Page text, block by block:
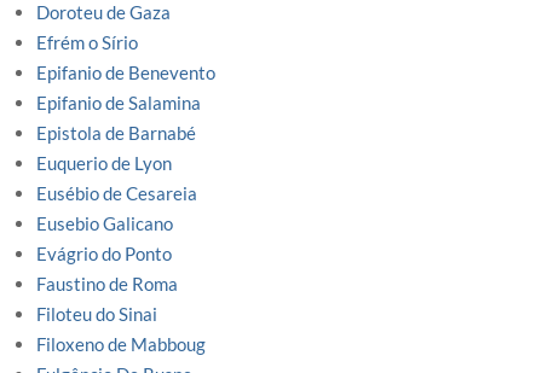
Doroteu de Gaza
Efrém o Sírio
Epifanio de Benevento
Epifanio de Salamina
Epistola de Barnabé
Euquerio de Lyon
Eusébio de Cesareia
Eusebio Galicano
Evágrio do Ponto
Faustino de Roma
Filoteu do Sinai
Filoxeno de Mabboug